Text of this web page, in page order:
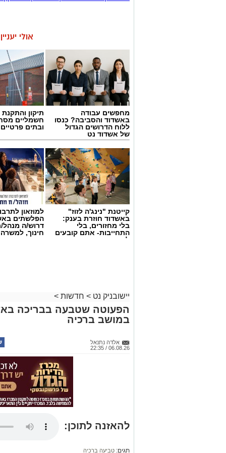
אולי
מחפשים עבודה
באשדוד והסביבה? כנסו
ללוח הדרושים הגדול
של אשדוד נט
תיקון
חשמליים
ובתים
קייטנת "נינג'ה לזוז"
באשדוד חוזרת בענק:
בלי מחזורים, בלי
התחייבות- אתם קובעים
לכמה ואיזה ימים
למוזאון
הפלשתים
דרוש/ה
חינוך,
יישובניק נט > חדשות >
הפעוטה שטבעה בבריכה
במושב ברכיה
אלדה נתנאל
06.08.26 / 22:35
להאזנה לתוכן:
תגים: טביעה ברכיה